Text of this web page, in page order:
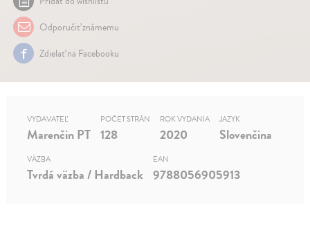
Odporučiť známemu
Zdielať na Facebooku
VYDAVATEĽ
Marenčin PT
POČET STRÁN
128
ROK VYDANIA
2020
JAZYK
Slovenčina
VÄZBA
Tvrdá väzba / Hardback
EAN
9788056905913